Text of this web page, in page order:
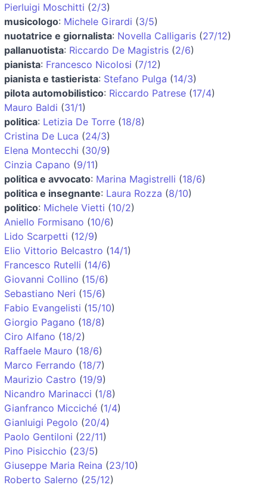
Pierluigi Moschitti (2/3)
musicologo: Michele Girardi (3/5)
nuotatrice e giornalista: Novella Calligaris (27/12)
pallanuotista: Riccardo De Magistris (2/6)
pianista: Francesco Nicolosi (7/12)
pianista e tastierista: Stefano Pulga (14/3)
pilota automobilistico: Riccardo Patrese (17/4)
Mauro Baldi (31/1)
politica: Letizia De Torre (18/8)
Cristina De Luca (24/3)
Elena Montecchi (30/9)
Cinzia Capano (9/11)
politica e avvocato: Marina Magistrelli (18/6)
politica e insegnante: Laura Rozza (8/10)
politico: Michele Vietti (10/2)
Aniello Formisano (10/6)
Lido Scarpetti (12/9)
Elio Vittorio Belcastro (14/1)
Francesco Rutelli (14/6)
Giovanni Collino (15/6)
Sebastiano Neri (15/6)
Fabio Evangelisti (15/10)
Giorgio Pagano (18/8)
Ciro Alfano (18/2)
Raffaele Mauro (18/6)
Marco Ferrando (18/7)
Maurizio Castro (19/9)
Nicandro Marinacci (1/8)
Gianfranco Micciché (1/4)
Gianluigi Pegolo (20/4)
Paolo Gentiloni (22/11)
Pino Pisicchio (23/5)
Giuseppe Maria Reina (23/10)
Roberto Salerno (25/12)